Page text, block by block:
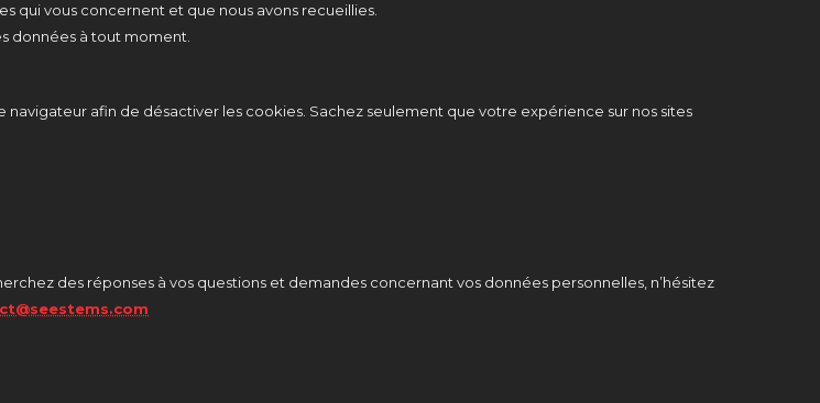
qui vous concernent et que nous avons recueillies.
données à tout moment.
afin de désactiver les cookies. Sachez seulement que votre expérience sur nos sites
des réponses à vos questions et demandes concernant vos données personnelles, n’hésitez